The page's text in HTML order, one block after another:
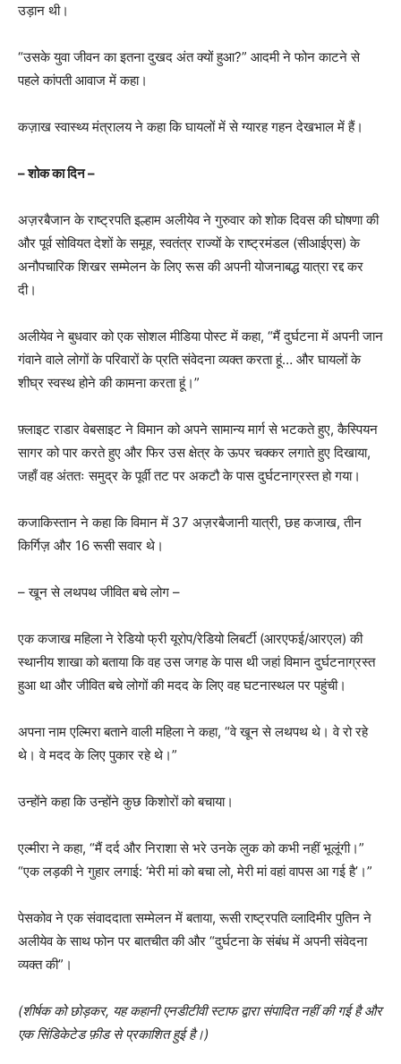
उड़ान थी।
“उसके युवा जीवन का इतना दुखद अंत क्यों हुआ?” आदमी ने फोन काटने से
पहले कांपती आवाज में कहा।
कज़ाख स्वास्थ्य मंत्रालय ने कहा कि घायलों में से ग्यारह गहन देखभाल में हैं।
– शोक का दिन –
अज़रबैजान के राष्ट्रपति इल्हाम अलीयेव ने गुरुवार को शोक दिवस की घोषणा की
और पूर्व सोवियत देशों के समूह, स्वतंत्र राज्यों के राष्ट्रमंडल (सीआईएस) के
अनौपचारिक शिखर सम्मेलन के लिए रूस की अपनी योजनाबद्ध यात्रा रद्द कर
दी।
अलीयेव ने बुधवार को एक सोशल मीडिया पोस्ट में कहा, “मैं दुर्घटना में अपनी जान
गंवाने वाले लोगों के परिवारों के प्रति संवेदना व्यक्त करता हूं… और घायलों के
शीघ्र स्वस्थ होने की कामना करता हूं।”
फ़्लाइट राडार वेबसाइट ने विमान को अपने सामान्य मार्ग से भटकते हुए, कैस्पियन
सागर को पार करते हुए और फिर उस क्षेत्र के ऊपर चक्कर लगाते हुए दिखाया,
जहाँ वह अंततः समुद्र के पूर्वी तट पर अकटौ के पास दुर्घटनाग्रस्त हो गया।
कजाकिस्तान ने कहा कि विमान में 37 अज़रबैजानी यात्री, छह कजाख, तीन
किर्गिज़ और 16 रूसी सवार थे।
– खून से लथपथ जीवित बचे लोग –
एक कजाख महिला ने रेडियो फ्री यूरोप/रेडियो लिबर्टी (आरएफई/आरएल) की
स्थानीय शाखा को बताया कि वह उस जगह के पास थी जहां विमान दुर्घटनाग्रस्त
हुआ था और जीवित बचे लोगों की मदद के लिए वह घटनास्थल पर पहुंची।
अपना नाम एल्मिरा बताने वाली महिला ने कहा, “वे खून से लथपथ थे। वे रो रहे
थे। वे मदद के लिए पुकार रहे थे।”
उन्होंने कहा कि उन्होंने कुछ किशोरों को बचाया।
एल्मीरा ने कहा, “मैं दर्द और निराशा से भरे उनके लुक को कभी नहीं भूलूंगी।”
“एक लड़की ने गुहार लगाई: ‘मेरी मां को बचा लो, मेरी मां वहां वापस आ गई है’।”
पेसकोव ने एक संवाददाता सम्मेलन में बताया, रूसी राष्ट्रपति व्लादिमीर पुतिन ने
अलीयेव के साथ फोन पर बातचीत की और “दुर्घटना के संबंध में अपनी संवेदना
व्यक्त की”।
(शीर्षक को छोड़कर, यह कहानी एनडीटीवी स्टाफ द्वारा संपादित नहीं की गई है और
एक सिंडिकेटेड फ़ीड से प्रकाशित हुई है।)